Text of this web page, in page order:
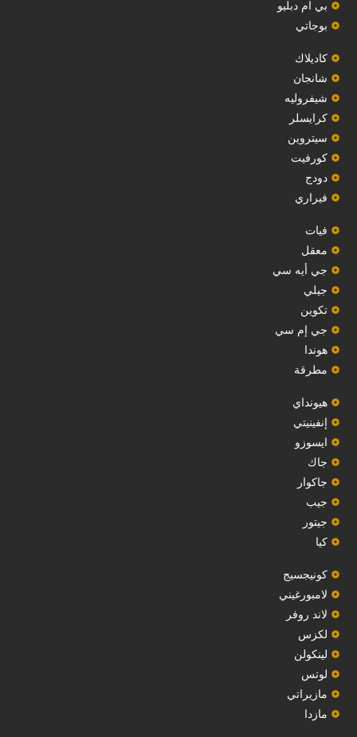
بي ام دبليو
بوجاتي
كاديلاك
‏شانجان‏
شيفروليه
‏كرايسلر‏
سيتروين
‏كورفيت‏
دودج
فيراري
فيات
معقل
‏جي أيه سي‏
جيلي
‏تكوين‏
جي إم سي
هوندا
مطرقة
هيونداي
إنفينيتي
‏ايسوزو‏
‏جاك‏
جاكوار
جيب
‏جيتور‏
كيا
‏كونيجسيج‏
لامبورغيني
لاند روفر
لكزس
لينكولن
‏لوتس‏
مازيراتي
مازدا